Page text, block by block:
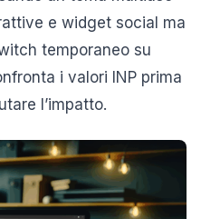
e widget social ma
temporaneo su
i valori INP prima
l’impatto.